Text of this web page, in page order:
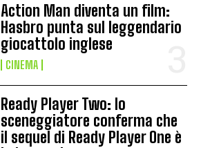
Action Man diventa un film:
Hasbro punta sul leggendario
giocattolo inglese
CINEMA
Ready Player Two: lo
sceneggiatore conferma che
il sequel di Ready Player One è